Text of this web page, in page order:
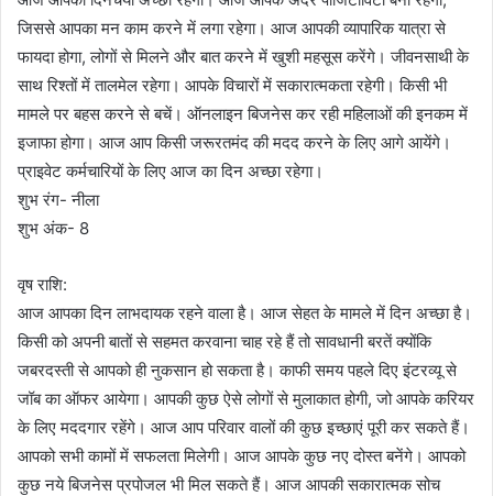
जिससे आपका मन काम करने में लगा रहेगा। आज आपकी व्यापारिक यात्रा से
फायदा होगा, लोगों से मिलने और बात करने में खुशी महसूस करेंगे। जीवनसाथी के
साथ रिश्तों में तालमेल रहेगा। आपके विचारों में सकारात्मकता रहेगी। किसी भी
मामले पर बहस करने से बचें। ऑनलाइन बिजनेस कर रही महिलाओं की इनकम में
इजाफा होगा। आज आप किसी जरूरतमंद की मदद करने के लिए आगे आयेंगे।
प्राइवेट कर्मचारियों के लिए आज का दिन अच्छा रहेगा।
शुभ रंग- नीला
शुभ अंक- 8
वृष राशि:
आज आपका दिन लाभदायक रहने वाला है। आज सेहत के मामले में दिन अच्छा है।
किसी को अपनी बातों से सहमत करवाना चाह रहे हैं तो सावधानी बरतें क्योंकि
जबरदस्ती से आपको ही नुकसान हो सकता है। काफी समय पहले दिए इंटरव्यू से
जॉब का ऑफर आयेगा। आपकी कुछ ऐसे लोगों से मुलाकात होगी, जो आपके करियर
के लिए मददगार रहेंगे। आज आप परिवार वालों की कुछ इच्छाएं पूरी कर सकते हैं।
आपको सभी कामों में सफलता मिलेगी। आज आपके कुछ नए दोस्त बनेंगे। आपको
कुछ नये बिजनेस प्रपोजल भी मिल सकते हैं। आज आपकी सकारात्मक सोच